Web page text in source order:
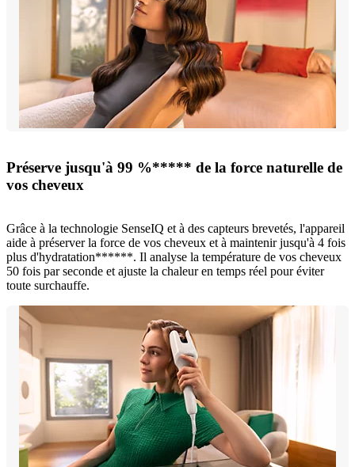
Préserve jusqu'à 99 %***** de la force naturelle de
vos cheveux
Grâce à la technologie SenseIQ et à des capteurs brevetés, l'appareil
aide à préserver la force de vos cheveux et à maintenir jusqu'à 4 fois
plus d'hydratation******. Il analyse la température de vos cheveux
50 fois par seconde et ajuste la chaleur en temps réel pour éviter
toute surchauffe.